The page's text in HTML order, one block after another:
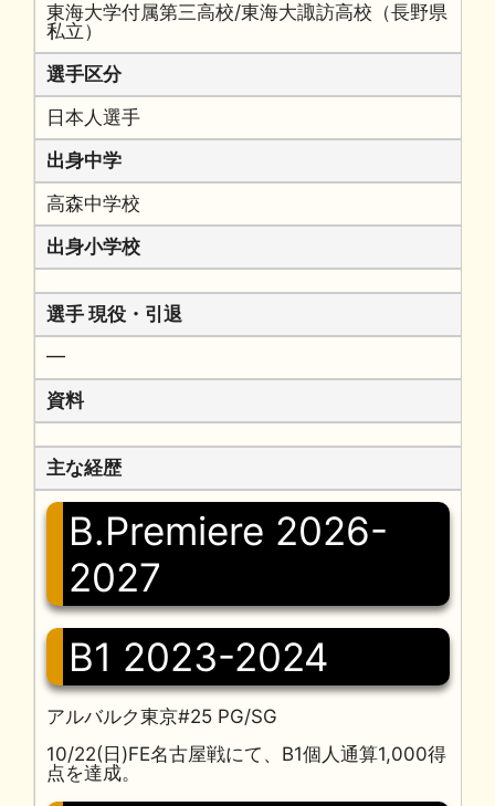
東海大学付属第三高校/東海大諏訪高校（長野県
私立）
選手区分
日本人選手
出身中学
高森中学校
出身小学校
選手 現役・引退
━
資料
主な経歴
B.Premiere 2026-
2027
B1 2023-2024
アルバルク東京#25 PG/SG
10/22(日)FE名古屋戦にて、B1個人通算1,000得
点を達成。